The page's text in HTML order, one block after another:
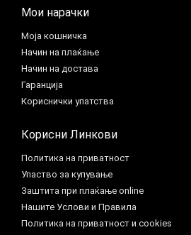
Мои нарачки
Моја кошничка
Начин на плаќање
Начин на достава
Гаранција
Кориснички упатства
Корисни Линкови
Политика на приватност
Упаство за купување
Заштита при плаќање online
Нашите Услови и Правила
Политика на приватност и cookies